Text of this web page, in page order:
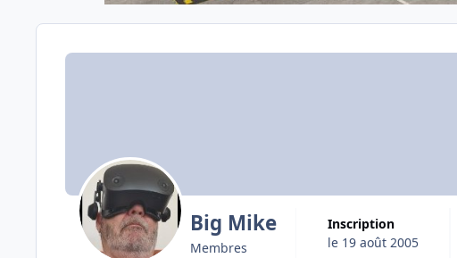
Big Mike
Membres
Inscription
le 19 août 2005